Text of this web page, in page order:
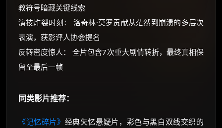
教符号暗藏关键线索
演技炸裂时刻： 洛奇林·莫罗贡献从茫然到崩溃的多层次
表演，获影评人协会提名
反转密度惊人： 全片包含7次重大剧情转折，最终真相保
留至最后一帧
同类影片推荐：
《记忆碎片》 经典失忆悬疑片，彩色与黑白双线交织的